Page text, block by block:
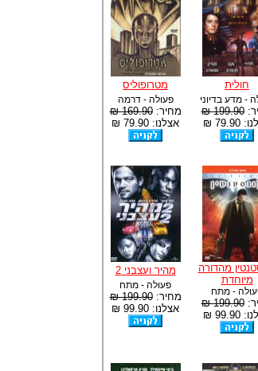
חולית
- מדע בדיוני
199.90 ₪
₪
מטרופוליס
פעולה - דרמה
מחיר:169.90 ₪
אצלנו: 79.90 ₪
מהדורה
מיוחדת
- מתח
199.90 ₪
₪
מהיר ועצבני 2
פעולה - מתח
מחיר:199.90 ₪
אצלנו: 99.90 ₪